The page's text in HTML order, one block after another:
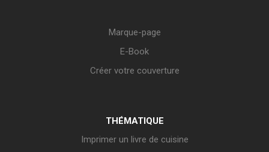
Marque-page
E-Book
Créer votre couverture
THÉMATIQUE
Imprimer un livre de cuisine